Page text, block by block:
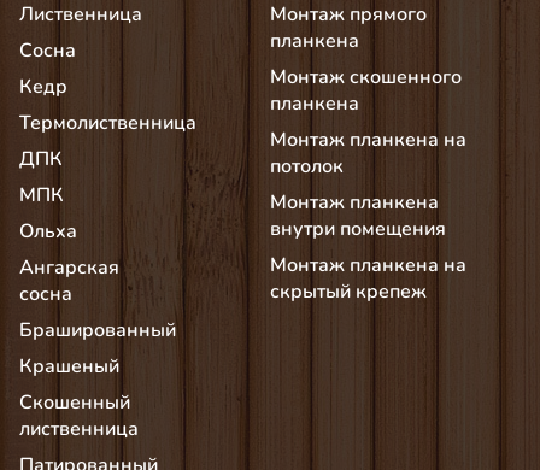
Лиственница
Сосна
Кедр
Термолиственница
ДПК
МПК
Ольха
Ангарская
сосна
Брашированный
Крашеный
Скошенный
лиственница
Монтаж прямого
планкена
Монтаж скошенного
планкена
Монтаж планкена на
потолок
Монтаж планкена
внутри помещения
Монтаж планкена на
скрытый крепеж